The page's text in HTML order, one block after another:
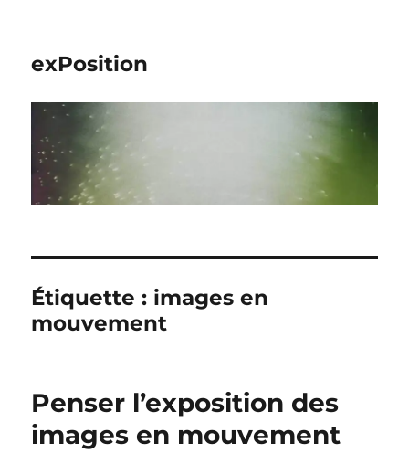
exPosition
Étiquette : images en
mouvement
Penser l’exposition des
images en mouvement